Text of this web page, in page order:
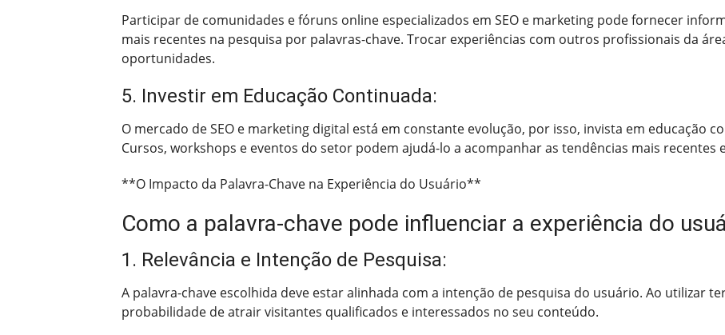
Participar de comunidades e fóruns online especializados em SEO e marketing pode fornecer
mais recentes na pesquisa por palavras-chave. Trocar experiências com outros profissionais da
oportunidades.
5. Investir em Educação Continuada:
O mercado de SEO e marketing digital está em constante evolução, por isso, invista em educação
Cursos, workshops e eventos do setor podem ajudá-lo a acompanhar as tendências mais recentes
**O Impacto da Palavra-Chave na Experiência do Usuário**
Como a palavra-chave pode influenciar a experiência do
1. Relevância e Intenção de Pesquisa:
A palavra-chave escolhida deve estar alinhada com a intenção de pesquisa do usuário. Ao utilizar
probabilidade de atrair visitantes qualificados e interessados no seu conteúdo.